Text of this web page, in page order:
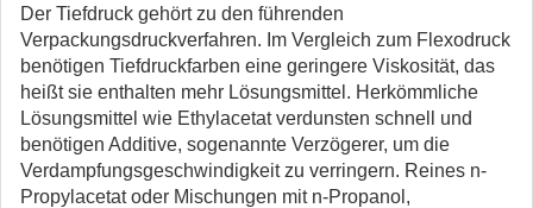
Der Tiefdruck gehört zu den führenden
Verpackungsdruckverfahren. Im Vergleich zum Flexodruck
benötigen Tiefdruckfarben eine geringere Viskosität, das
heißt sie enthalten mehr Lösungsmittel. Herkömmliche
Lösungsmittel wie Ethylacetat verdunsten schnell und
benötigen Additive, sogenannte Verzögerer, um die
Verdampfungsgeschwindigkeit zu verringern. Reines n-
Propylacetat oder Mischungen mit n-Propanol,